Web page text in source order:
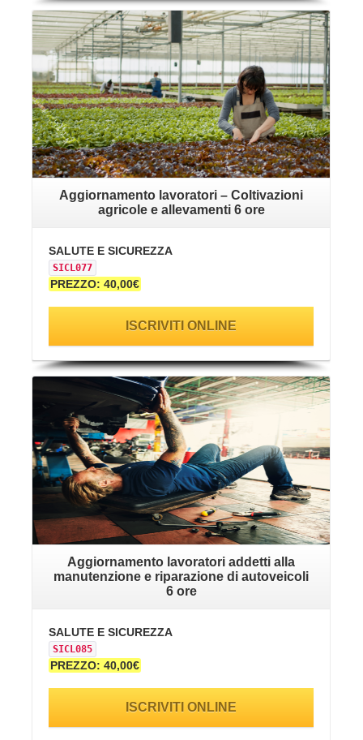
VAI ALLA SCHEDA
Aggiornamento lavoratori – Coltivazioni
agricole e allevamenti 6 ore
SALUTE E SICUREZZA
SICL077
PREZZO: 40,00€
ISCRIVITI ONLINE
VAI ALLA SCHEDA
Aggiornamento lavoratori addetti alla
manutenzione e riparazione di autoveicoli
6 ore
SALUTE E SICUREZZA
SICL085
PREZZO: 40,00€
ISCRIVITI ONLINE